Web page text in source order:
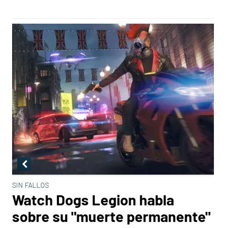
SIN FALLOS
Watch Dogs Legion habla
sobre su "muerte permanente"